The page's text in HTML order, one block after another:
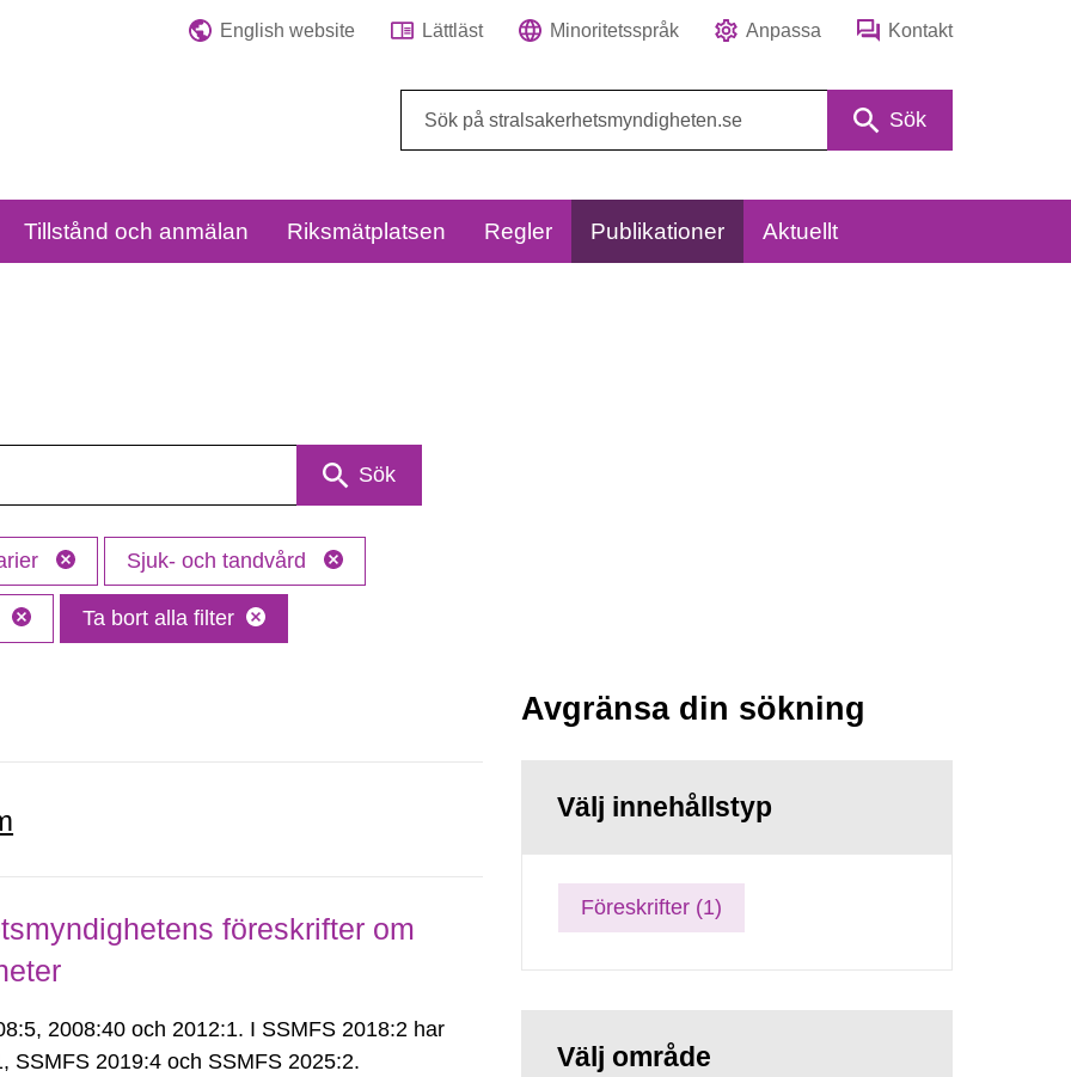
English website Lättläst Minoritetsspråk Anpassa Kontakt
Sök
Tillstånd och anmälan Riksmätplatsen Regler Publikationer Aktuellt
Sök
Sjuk- och tandvård
Ta bort alla filter
föreskrifter om
2008:40 och 2012:1. I SSMFS 2018:2 har
SSMFS 2019:4 och SSMFS 2025:2.
Avgränsa din sökning
Välj innehållstyp
Föreskrifter (1)
Välj område